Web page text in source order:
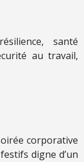
santé
au travail,
corporative
digne d’un